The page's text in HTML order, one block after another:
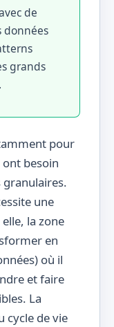
de
données
grands
pour
ont besoin
granulaires.
une
la zone
en
où il
et faire
La
cycle de vie